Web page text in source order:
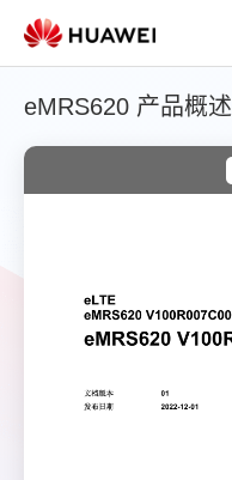
eMRS620 产品概述